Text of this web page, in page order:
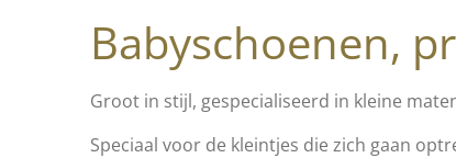
Babyschoenen,
Groot in stijl, gespecialiseerd in kleine
Speciaal voor de kleintjes die zich gaan